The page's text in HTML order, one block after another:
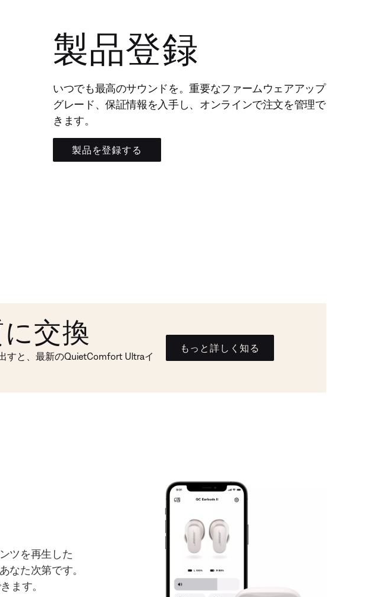
製品登録
いつでも最高のサウンドを。重要なファームウェアアップ
グレード、保証情報を入手し、オンラインで注文を管理で
きます。
製品を登録する
交換
すと、最新のQuietComfort Ultraイ
もっと詳しく知る
ツを再生した
なた次第です。
ます。